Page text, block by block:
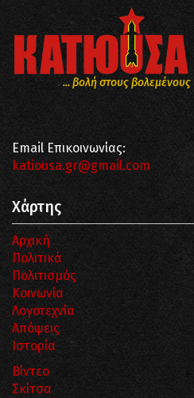
... βολή στους βολεμένους
Email Επικοινωνίας:
katiousa.gr@gmail.com
Χάρτης
Αρχική
Πολιτικά
Πολιτισμός
Κοινωνία
Λογοτεχνία
Απόψεις
Ιστορία
Βίντεο
Σκίτσα